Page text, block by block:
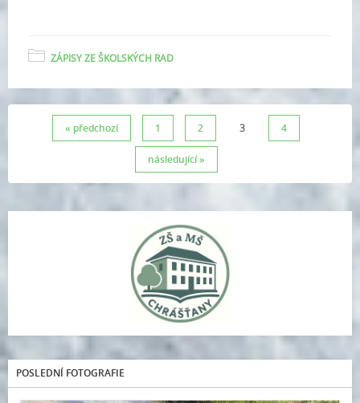
ZÁPISY ZE ŠKOLSKÝCH RAD
« předchozí 1 2 3 4
následující »
POSLEDNÍ FOTOGRAFIE